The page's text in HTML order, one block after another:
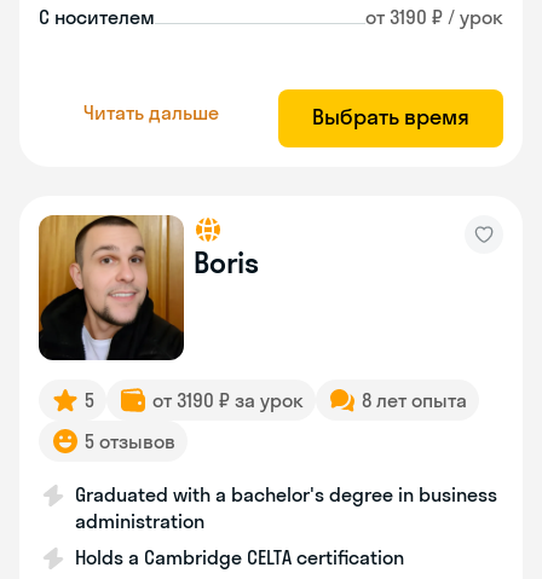
С носителем от 3190 ₽ / урок
Читать дальше Выбрать время
Boris
5 от 3190 ₽ за урок
8 лет опыта
5 отзывов
Graduated with a bachelor's degree in business
administration
Holds a Cambridge CELTA certification